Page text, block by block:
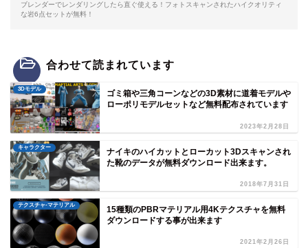
ブレンダーでレンダリングしたら直ぐ使える！フォトスキャンされたハイクオリティ
な岩6点セットが無料！
合わせて読まれています
3Dモデル
ゴミ箱や三角コーンなどの3D素材に道着モデルや
ローポリモデルセットなど無料配布されています
2023年2月28日
キャラクター
ナイキのハイカットとローカット3Dスキャンされ
た靴のデータが無料ダウンロード出来ます。
2018年7月31日
テクスチャ-マテリアル
15種類のPBRマテリアル用4Kテクスチャを無料
ダウンロードする事が出来ます
2021年2月26日